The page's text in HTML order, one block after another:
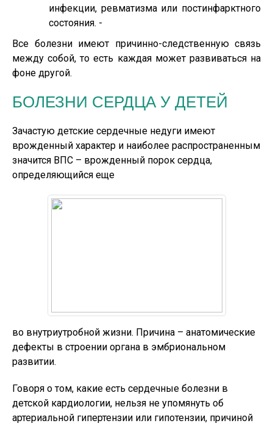
инфекции, ревматизма или постинфарктного
состояния. -
Все болезни имеют причинно-следственную связь
между собой, то есть каждая может развиваться на
фоне другой.
БОЛЕЗНИ СЕРДЦА У ДЕТЕЙ
Зачастую детские сердечные недуги имеют
врожденный характер и наиболее распространенным
значится ВПС – врожденный порок сердца,
определяющийся еще
во внутриутробной жизни. Причина – анатомические
дефекты в строении органа в эмбриональном
развитии.
Говоря о том, какие есть сердечные болезни в
детской кардиологии, нельзя не упомянуть об
артериальной гипертензии или гипотензии, причиной